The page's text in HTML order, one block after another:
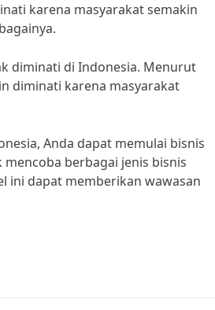
karena masyarakat semakin
diminati di Indonesia. Menurut
diminati karena masyarakat
Anda dapat memulai bisnis
berbagai jenis bisnis
ini dapat memberikan wawasan